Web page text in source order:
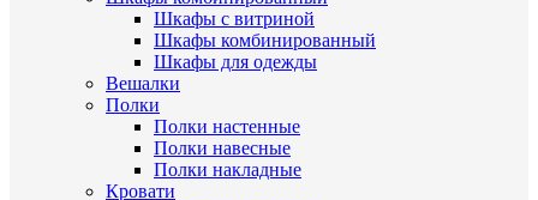
Шкафы с витриной
Шкафы комбинированный
Шкафы для одежды
Вешалки
Полки
Полки настенные
Полки навесные
Полки накладные
Кровати